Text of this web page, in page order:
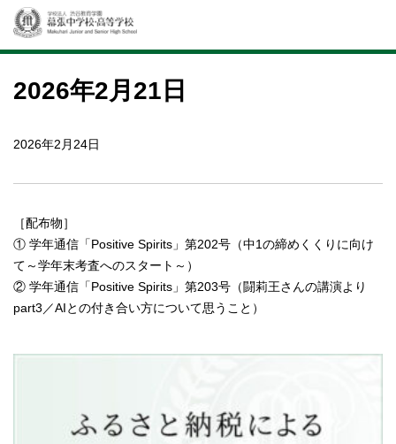
2026年2月21日
2026年2月24日
［配布物］
① 学年通信「Positive Spirits」第202号（中1の締めくくりに向け
て～学年末考査へのスタート～）
② 学年通信「Positive Spirits」第203号（闘莉王さんの講演より
part3／AIとの付き合い方について思うこと）